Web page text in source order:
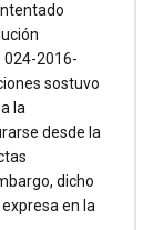
024-2016-
sostuvo
la
desde la
dicho
en la